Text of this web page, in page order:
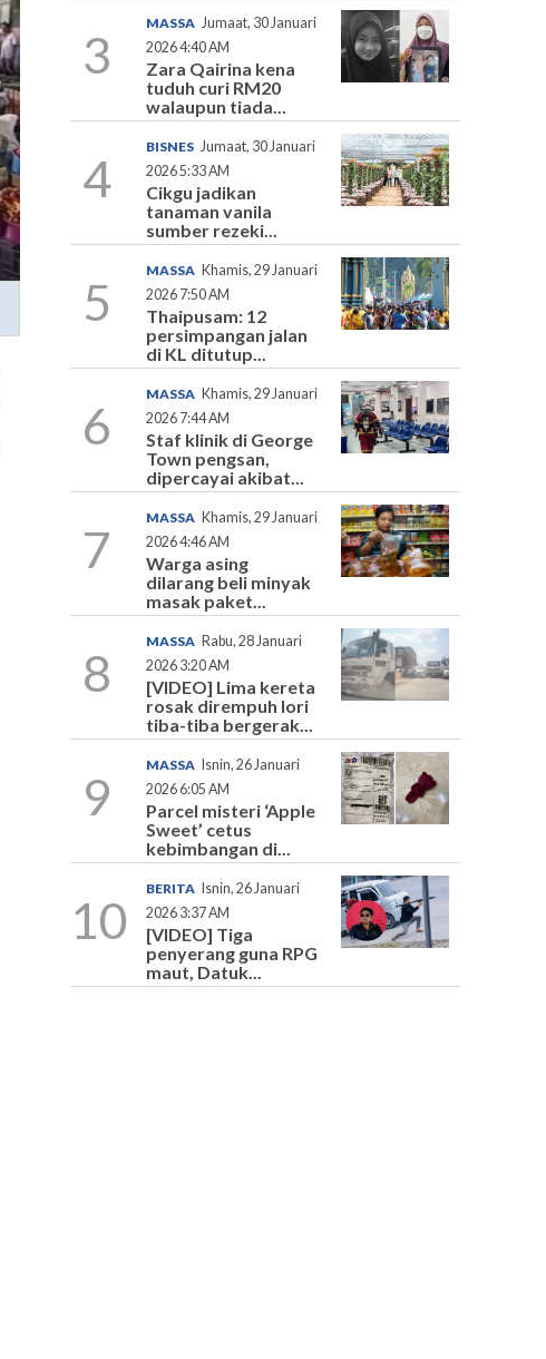
3
MASSA Jumaat, 30 Januari
2026 4:40 AM
Zara Qairina kena
tuduh curi RM20
walaupun tiada...
4
BISNES Jumaat, 30 Januari
2026 5:33 AM
Cikgu jadikan
tanaman vanila
sumber rezeki...
5
MASSA Khamis, 29 Januari
2026 7:50 AM
Thaipusam: 12
persimpangan jalan
di KL ditutup...
6
MASSA Khamis, 29 Januari
2026 7:44 AM
Staf klinik di George
Town pengsan,
dipercayai akibat...
7
MASSA Khamis, 29 Januari
2026 4:46 AM
Warga asing
dilarang beli minyak
masak paket...
8
MASSA Rabu, 28 Januari
2026 3:20 AM
[VIDEO] Lima kereta
rosak dirempuh lori
tiba-tiba bergerak...
9
MASSA
Isnin, 26 Januari
2026 6:05 AM
Parcel misteri ‘Apple
Sweet’ cetus
kebimbangan di...
10
BERITA
Isnin, 26 Januari
2026 3:37 AM
[VIDEO] Tiga
penyerang guna RPG
maut, Datuk...